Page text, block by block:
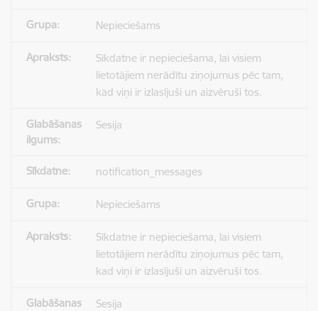
Nepieciešams
Sīkdatne ir nepieciešama, lai visiem
lietotājiem nerādītu ziņojumus pēc tam,
kad viņi ir izlasījuši un aizvēruši tos.
Sesija
notification_messages
Nepieciešams
Sīkdatne ir nepieciešama, lai visiem
lietotājiem nerādītu ziņojumus pēc tam,
kad viņi ir izlasījuši un aizvēruši tos.
Sesija